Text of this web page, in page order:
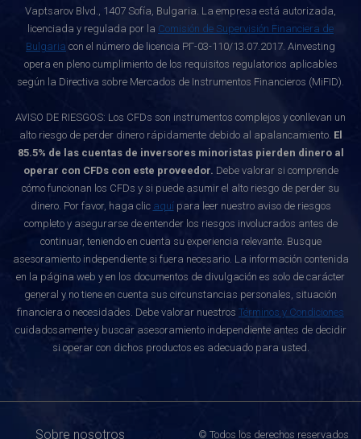
Vaptsarov Blvd., 1407 Sofía, Bulgaria. La empresa está autorizada,
licenciada y regulada por la Comisión de Supervisión Financiera de
Bulgaria con el número de licencia РГ-03-110/13.07.2017. Ainvesting
opera en pleno cumplimiento de los requisitos regulatorios aplicables
según la Directiva sobre Mercados de Instrumentos Financieros (MiFID).
AVISO DE RIESGOS: Los CFDs son instrumentos complejos y conllevan un
alto riesgo de perder dinero rápidamente debido al apalancamiento. El
85.5% de las cuentas de inversores minoristas pierden dinero al
operar con CFDs con este proveedor. Debe valorar si comprende
cómo funcionan los CFDs y si puede asumir el alto riesgo de perder su
dinero. Por favor, haga clic aquípara leer nuestro aviso de riesgos
completo y asegurarse de entender los riesgos involucrados antes de
continuar, teniendo en cuenta su experiencia relevante. Busque
asesoramiento independiente si fuera necesario. La información contenida
en la página web y en los documentos de divulgación es solo de carácter
general y no tiene en cuenta sus circunstancias personales, situación
financiera o necesidades. Debe valorar nuestros Términos y Condiciones
cuidadosamente y buscar asesoramiento independiente antes de decidir
si operar con dichos productos es adecuado para usted.
Sobre nosotros © Todos los derechos reservados